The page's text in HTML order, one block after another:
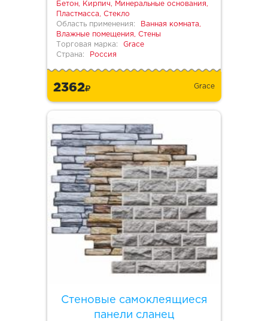
Бетон, Кирпич, Минеральные основания,
Пластмасса, Стекло
Область применения:
Ванная комната,
Влажные помещения, Стены
Торговая марка:
Grace
Страна:
Россия
2362 Grace
Стеновые самоклеящиеся
панели сланец